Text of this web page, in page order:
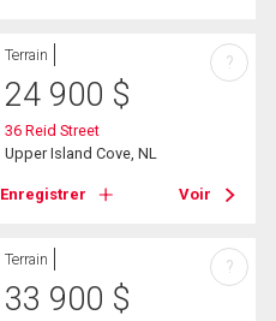
Terrain
24 900 $
36 Reid Street
Upper Island Cove, NL
Enregistrer Voir
?
Terrain
33 900 $
?